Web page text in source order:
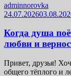
adminnorovka
24.07.2026
Когда душа
любви и
Привет, друзья!
общего тёплого и